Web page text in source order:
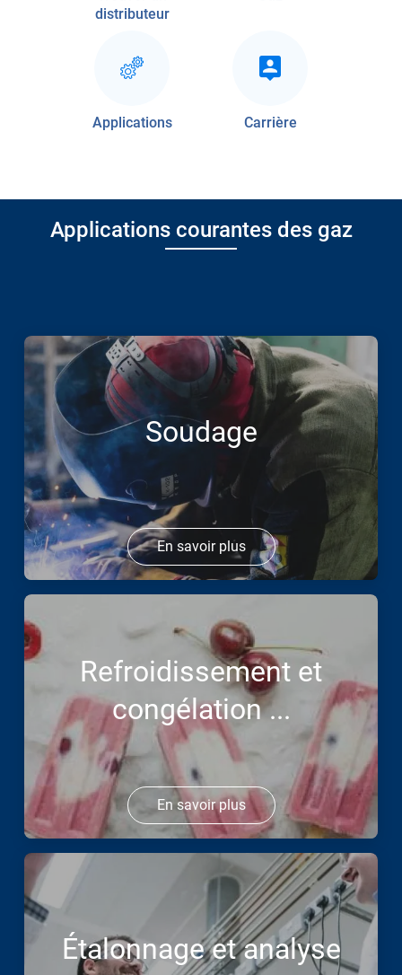
distributeur
Applications Carrière
Applications courantes des gaz
Soudage
En savoir plus
Refroidissement et
congélation ...
En savoir plus
Étalonnage et analyse